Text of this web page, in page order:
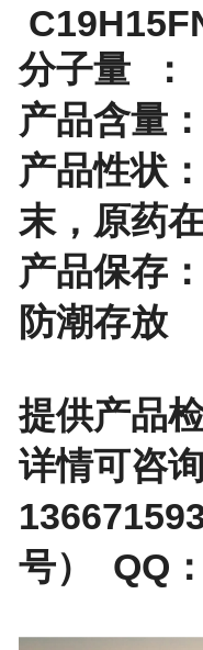
分子量
产品含量
产品性状
末，原药
产品保存
防潮存放
提供产品
详情可咨
号） QQ